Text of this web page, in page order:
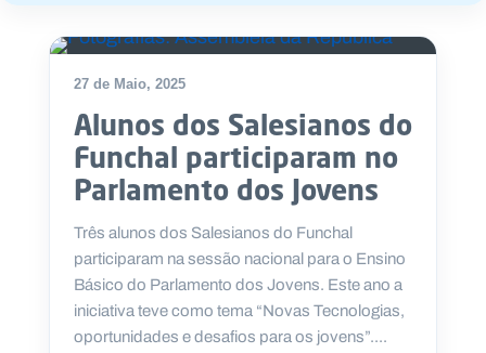
27 de Maio, 2025
Alunos dos Salesianos do
Funchal participaram no
Parlamento dos Jovens
Três alunos dos Salesianos do Funchal
participaram na sessão nacional para o Ensino
Básico do Parlamento dos Jovens. Este ano a
iniciativa teve como tema “Novas Tecnologias,
oportunidades e desafios para os jovens”....
O
que
fazemos
Recursos
Notícias
O